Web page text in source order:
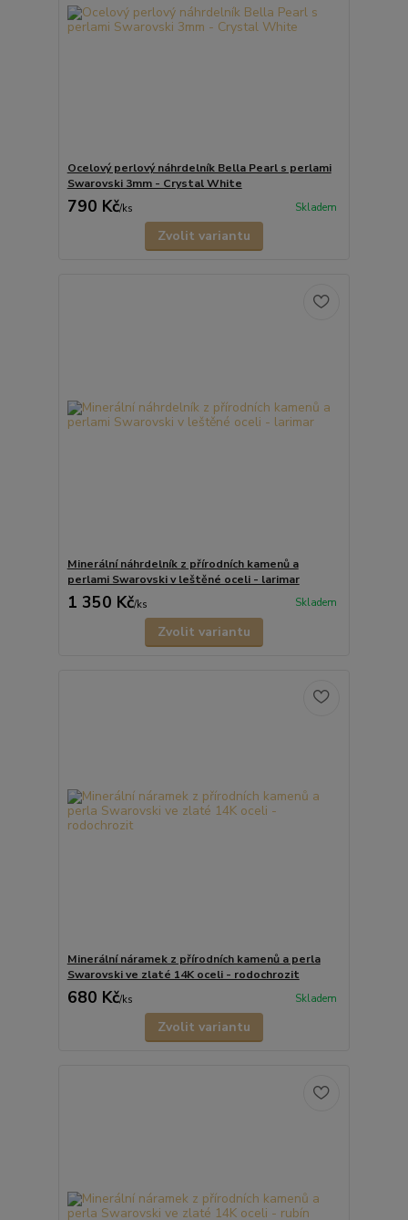
Ocelový perlový náhrdelník Bella Pearl s perlami
Swarovski 3mm - Crystal White
790 Kč/ks Skladem
Zvolit variantu
Minerální náhrdelník z přírodních kamenů a
perlami Swarovski v leštěné oceli - larimar
1 350 Kč/ks Skladem
Zvolit variantu
Minerální náramek z přírodních kamenů a perla
Swarovski ve zlaté 14K oceli - rodochrozit
680 Kč/ks Skladem
Zvolit variantu